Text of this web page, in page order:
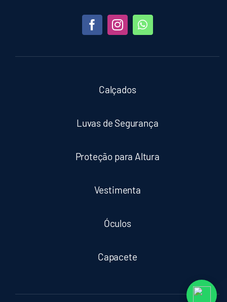
Calçados
Luvas de Segurança
Proteção para Altura
Vestimenta
Óculos
Capacete